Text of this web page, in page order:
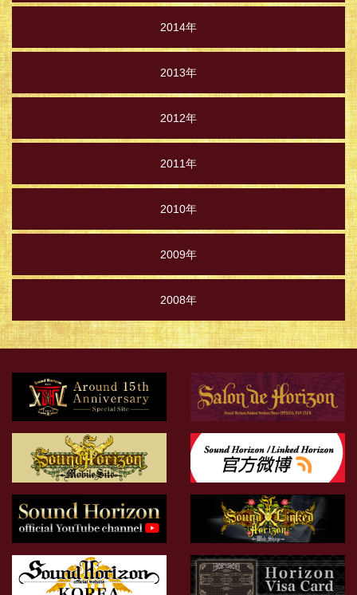
2014年
2013年
2012年
2011年
2010年
2009年
2008年